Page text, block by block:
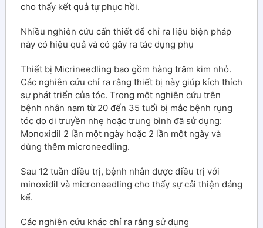
cho thấy kết quả tự phục hồi.
Nhiều nghiên cứu cấn thiết để chỉ ra liệu biện pháp
này có hiệu quả và có gây ra tác dụng phụ
Thiết bị Micrineedling bao gồm hàng trăm kim nhỏ.
Các nghiên cứu chỉ ra rằng thiết bị này giúp kích thích
sự phát triển của tóc. Trong một nghiên cứu trên
bệnh nhân nam từ 20 đến 35 tuổi bị mắc bệnh rụng
tóc do di truyền nhẹ hoặc trung bình đã sử dụng:
Monoxidil 2 lần một ngày hoặc 2 lần một ngày và
dùng thêm microneedling.
Sau 12 tuần điều trị, bệnh nhân được điều trị với
minoxidil và microneedling cho thấy sự cải thiện đáng
kể.
Các nghiên cứu khác chỉ ra rằng sử dụng